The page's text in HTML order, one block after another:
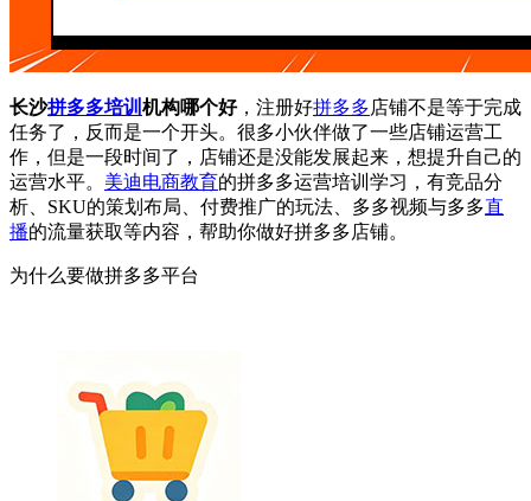
长沙拼多多培训 机构哪个好，注册好拼多多店铺不是等于完成
任务了，反而是一个开头。很多小伙伴做了一些店铺运营工
作，但是一段时间了，店铺还是没能发展起来，想提升自己的
运营水平。 美迪电商教育的拼多多运营培训学习，有竞品分
析、SKU的策划布局、付费推广的玩法、多多视频与多多直
播的流量获取等内容，帮助你做好拼多多店铺。
为什么要做拼多多平台